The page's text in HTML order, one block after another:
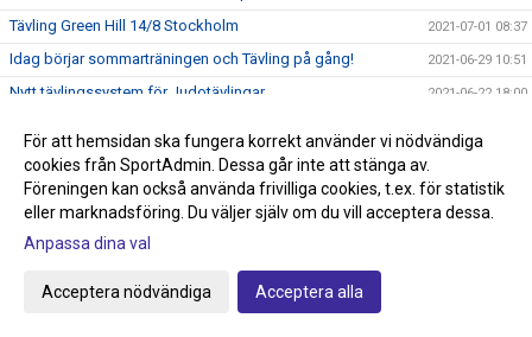
Tävling Green Hill 14/8 Stockholm 2021-07-01 08:37
Idag börjar sommarträningen och Tävling på gång! 2021-06-29 10:51
Nytt tävlingssystem för Judotävlingar 2021-06-22 18:00
Knappen klubbshop är uppdaterad
Passa på och stötta klubben, köp klubbkläder på Team
Sportia
Anmälan till avslutningen den 29/5 anmäl så fort som
Graderingstider vart köper jag mitt bälte?
För att hemsidan ska fungera korrekt använder vi nödvändiga
cookies från SportAdmin. Dessa går inte att stänga av.
Föreningen kan också använda frivilliga cookies, t.ex. för statistik
eller marknadsföring. Du väljer själv om du vill acceptera dessa.
Anpassa dina val
Acceptera nödvändiga Acceptera alla